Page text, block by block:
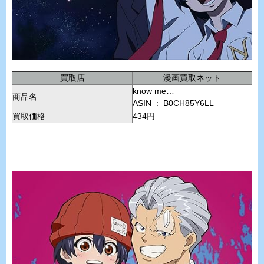
買取店
漫画買取ネット
商品名
know me…
ASIN ‏ : ‎ B0CH85Y6LL
買取価格
434円